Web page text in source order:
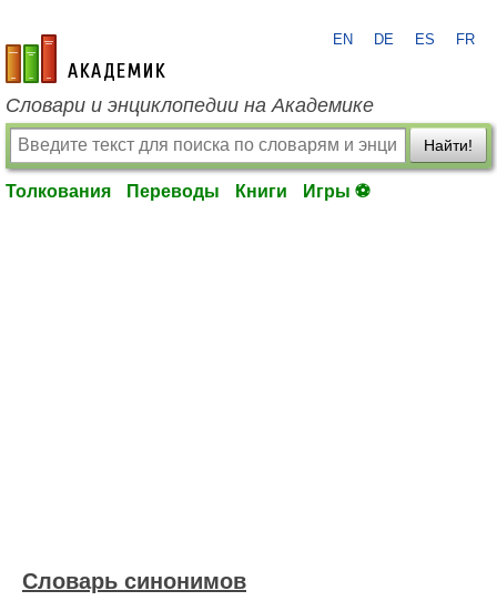
academic.ru
EN DE ES FR
Словари и энциклопедии на Академике
Найти!
Толкования Переводы Книги Игры ⚽
Словарь синонимов